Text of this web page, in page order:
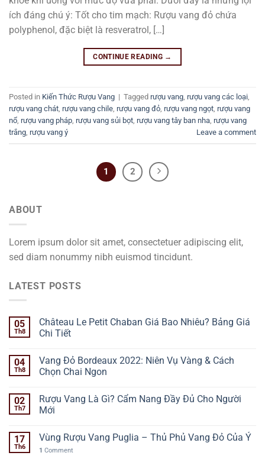
ích đáng chú ý: Tốt cho tim mạch: Rượu vang đỏ chứa
polyphenol, đặc biệt là resveratrol, […]
CONTINUE READING →
Posted in Kiến Thức Rượu Vang | Tagged rượu vang, rượu vang các loại,
rượu vang chát, rượu vang chile, rượu vang đỏ, rượu vang ngọt, rượu vang
nổ, rượu vang pháp, rượu vang sủi bọt, rượu vang tây ban nha, rượu vang
trắng, rượu vang ý Leave a comment
1 2
ABOUT
Lorem ipsum dolor sit amet, consectetuer adipiscing elit,
sed diam nonummy nibh euismod tincidunt.
LATEST POSTS
05
Th8
Château Le Petit Chaban Giá Bao Nhiêu? Bảng Giá
Chi Tiết
04
Th8
Vang Đỏ Bordeaux 2022: Niên Vụ Vàng & Cách
Chọn Chai Ngon
02
Th7
Rượu Vang Là Gì? Cẩm Nang Đầy Đủ Cho Người
Mới
17
Th6
Vùng Rượu Vang Puglia – Thủ Phủ Vang Đỏ Của Ý
1 Comment